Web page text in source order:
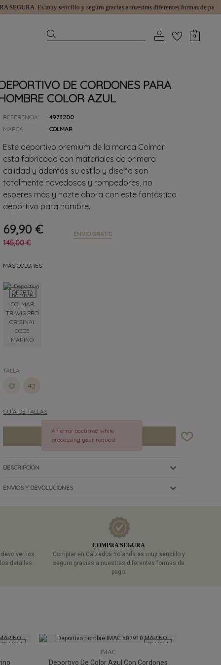
Es muy sencillo y seguro gracias a nuestras diferentes formas de pago.
0
DE CORDONES PARA
COLOR AZUL
REFERENCIA:
4973200
MARCA
COLMAR
Este deportivo premium de la marca Colmar
está fabricado con materiales de primera
calidad y además su estilo y diseño son
totalmente novedosos y rompedores, no
esperes más y hazte ahora con este fantástico
deportivo para hombre.
69,90 €
145,00 €
ENVIO GRATIS
MÁS COLORES:
OFERTA
TALLA
40 42
GUÍA DE TALLAS
An error occurred while
processing your request
AÑADIR A LA BOLSA
DESCRIPCIÓN
ENVIOS Y DEVOLUCIONES
detalles.
COMPRA SEGURA
Comprar en Calzados Yolanda es muy sencillo y
seguro gracias a nuestras diferentes formas de
pago.
OFERTA OFERTA
41
IMAC
Deportivo De Color Azul Con Cordones